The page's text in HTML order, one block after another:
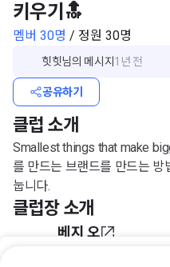
공유하기
키우기🔝
멤버 30명 / 정원 30명
힛힛님의 메시지 1년 전
클럽 소개
Smallest things that make
를 만드는 브랜드를 만드는
눕니다.
클럽장 소개
베지 오